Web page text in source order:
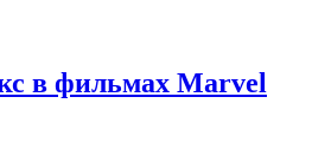
в фильмах Marvel